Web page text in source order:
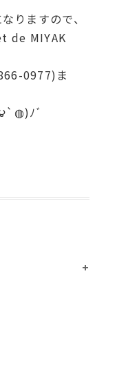
りますので、
de MIYAK
0977)ま
ﾉﾞ
+